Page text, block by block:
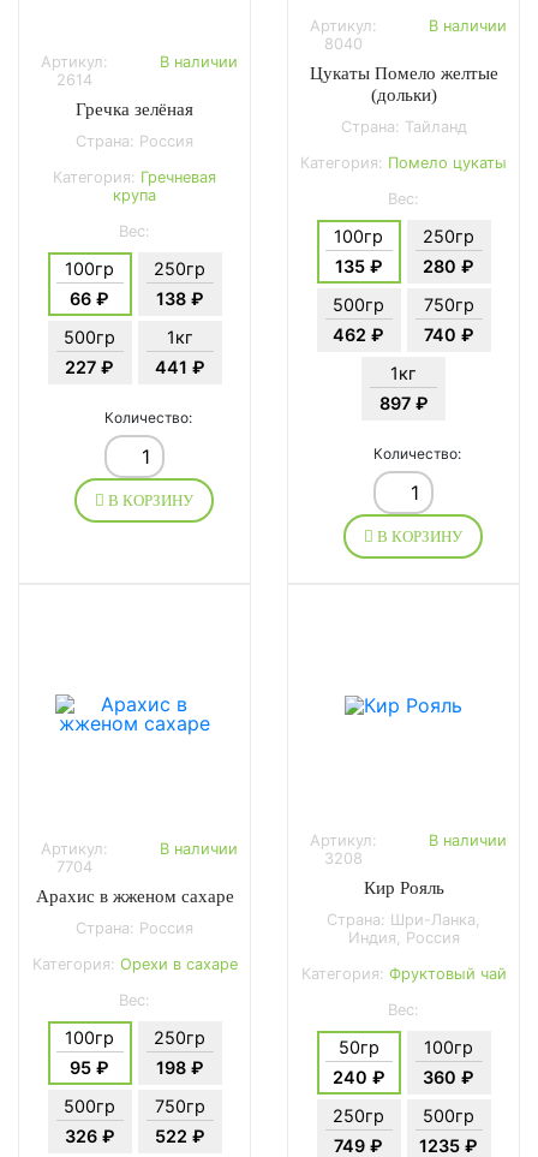
Артикул:
2614
В наличии
Гречка зелёная
Страна: Россия
Категория: Гречневая
крупа
Вес:
100гр
66 ₽
250гр
138 ₽
500гр
227 ₽
1кг
441 ₽
Количество:
В КОРЗИНУ
Артикул:
8040
В наличии
Цукаты Помело желтые
(дольки)
Страна: Тайланд
Категория: Помело цукаты
Вес:
100гр
135 ₽
250гр
280 ₽
500гр
462 ₽
750гр
740 ₽
1кг
897 ₽
Количество:
В КОРЗИНУ
Артикул:
7704
В наличии
Арахис в жженом сахаре
Страна: Россия
Категория: Орехи в сахаре
Вес:
100гр
95 ₽
250гр
198 ₽
500гр
326 ₽
750гр
522 ₽
Артикул:
3208
В наличии
Кир Рояль
Страна: Шри-Ланка,
Индия, Россия
Категория: Фруктовый чай
Вес:
50гр
240 ₽
100гр
360 ₽
250гр
749 ₽
500гр
1235 ₽